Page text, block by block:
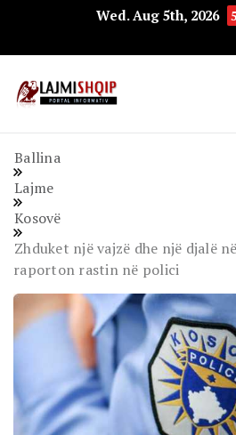
Wed. Aug 5th, 2026
Ballina
Lajme
Kosovë
Zhduket një vajzë dhe një djalë
raporton rastin në polici